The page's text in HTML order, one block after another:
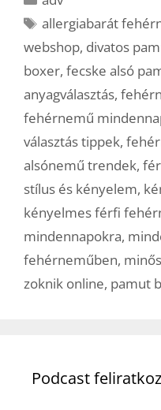
Címkék
allergiabarát
webshop, divatos
boxer, fecske alsó
anyagválasztás,
fehérnemű
választás tippek,
alsónemű trendek,
stílus és kényelem,
kényelmes férfi
mindennapokra,
fehérneműben,
zoknik online, pamut
Podcast